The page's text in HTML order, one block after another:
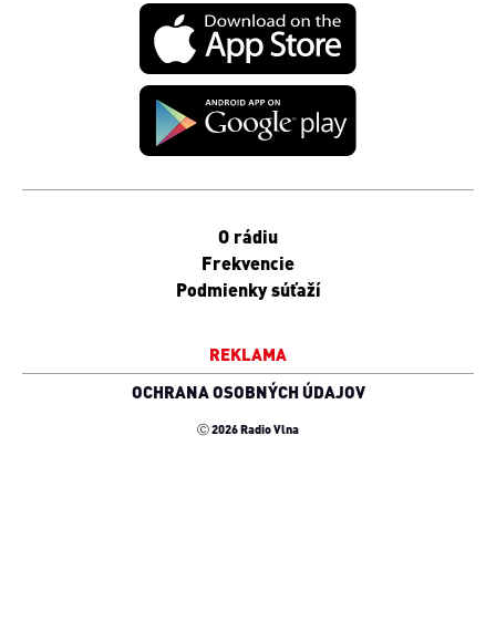
O rádiu
Frekvencie
Podmienky súťaží
REKLAMA
OCHRANA OSOBNÝCH ÚDAJOV
Ⓒ 2026 Radio Vlna